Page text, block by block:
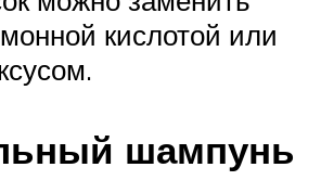
кислотой или
шампунь